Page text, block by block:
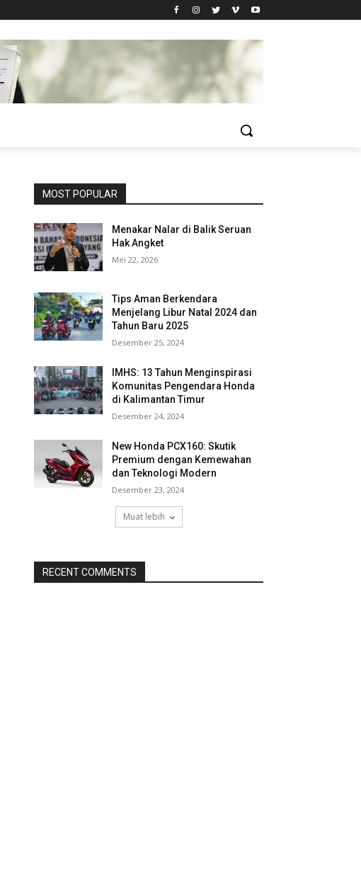
MOST POPULAR
Menakar Nalar di Balik Seruan
Hak Angket
Mei 22, 2026
Tips Aman Berkendara
Menjelang Libur Natal 2024 dan
Tahun Baru 2025
Desember 25, 2024
IMHS: 13 Tahun Menginspirasi
Komunitas Pengendara Honda
di Kalimantan Timur
Desember 24, 2024
New Honda PCX160: Skutik
Premium dengan Kemewahan
dan Teknologi Modern
Desember 23, 2024
Muat lebih
RECENT COMMENTS